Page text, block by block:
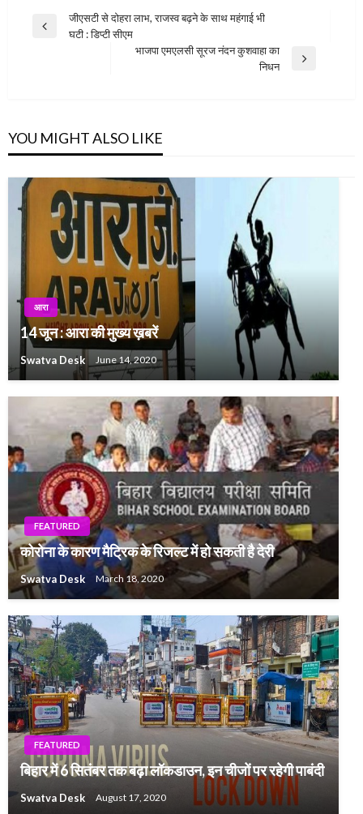
Post
navigation
Previous
जीएसटी से दोहरा लाभ, राजस्व बढ़ने के साथ महंगाई भी
घटी : डिप्टी सीएम
भाजपा एमएलसी सूरज नंदन कुशवाहा का
निधन
YOU MIGHT ALSO LIKE
आरा
14 जून : आरा की मुख्य ख़बरें
Swatva Desk June 14, 2020
FEATURED
कोरोना के कारण मैट्रिक के रिजल्ट में हो सकती है देरी
Swatva Desk March 18, 2020
FEATURED
बिहार में 6 सितंबर तक बढ़ा लॉकडाउन, इन चीजों पर रहेगी पाबंदी
Swatva Desk August 17, 2020